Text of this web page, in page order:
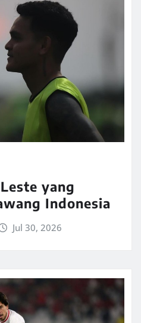
yang
Indonesia
Jul 30, 2026